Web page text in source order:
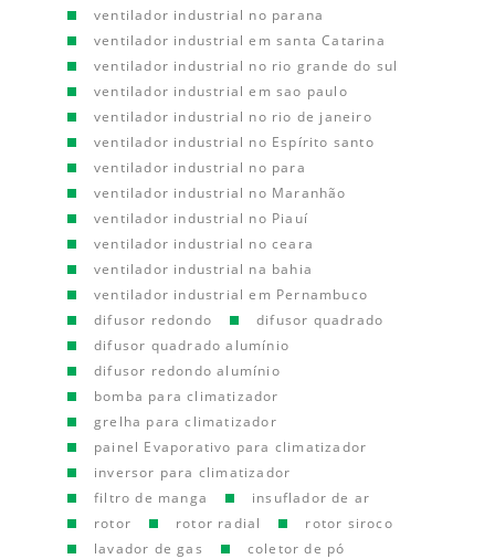
ventilador industrial no parana
ventilador industrial em santa Catarina
ventilador industrial no rio grande do sul
ventilador industrial em sao paulo
ventilador industrial no rio de janeiro
ventilador industrial no Espírito santo
ventilador industrial no para
ventilador industrial no Maranhão
ventilador industrial no Piauí
ventilador industrial no ceara
ventilador industrial na bahia
ventilador industrial em Pernambuco
difusor redondo
difusor quadrado
difusor quadrado alumínio
difusor redondo alumínio
bomba para climatizador
grelha para climatizador
painel Evaporativo para climatizador
inversor para climatizador
filtro de manga
insuflador de ar
rotor
rotor radial
rotor siroco
lavador de gas
coletor de pó